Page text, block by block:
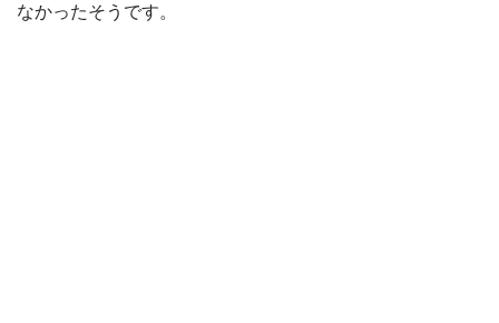
なかったそうです。